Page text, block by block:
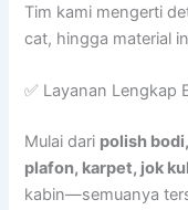
Tim kami mengerti
cat, hingga material
✅ Layanan Lengkap
Mulai dari polish
plafon, karpet, jok
kabin—semuanya